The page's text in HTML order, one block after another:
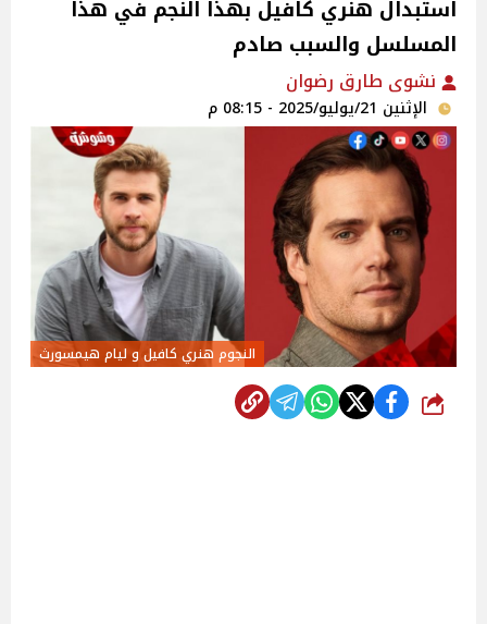
استبدال هنري كافيل بهذا النجم في هذا
المسلسل والسبب صادم
نشوى طارق رضوان
الإثنين 21/يوليو/2025 - 08:15 م
النجوم هنري كافيل و ليام هيمسورث
شارك